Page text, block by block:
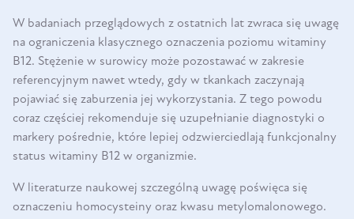
W badaniach przeglądowych z ostatnich lat zwraca się uwagę
na ograniczenia klasycznego oznaczenia poziomu witaminy
B12. Stężenie w surowicy może pozostawać w zakresie
referencyjnym nawet wtedy, gdy w tkankach zaczynają
pojawiać się zaburzenia jej wykorzystania. Z tego powodu
coraz częściej rekomenduje się uzupełnianie diagnostyki o
markery pośrednie, które lepiej odzwierciedlają funkcjonalny
status witaminy B12 w organizmie.
W literaturze naukowej szczególną uwagę poświęca się
oznaczeniu homocysteiny oraz kwasu metylomalonowego.